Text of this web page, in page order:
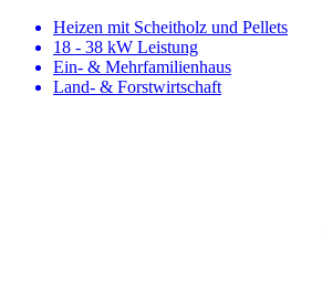
Heizen mit Scheitholz und Pellets
18 - 38 kW Leistung
Ein- & Mehrfamilienhaus
Land- & Forstwirtschaft